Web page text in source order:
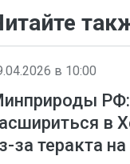
в 10:00
в
за теракта